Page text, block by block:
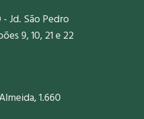
Jd. São Pedro
9, 10, 21 e 22
1.660